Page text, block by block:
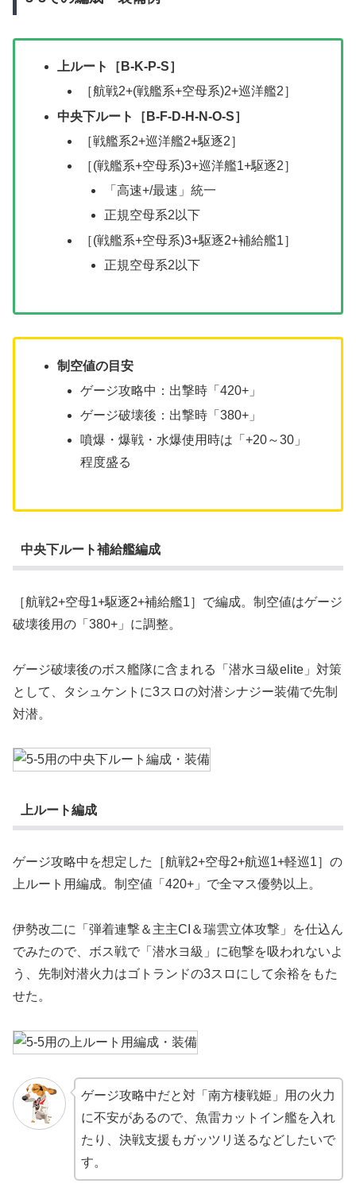
上ルート［B-K-P-S］
［航戦2+(戦艦系+空母系)2+巡洋艦2］
中央下ルート［B-F-D-H-N-O-S］
［戦艦系2+巡洋艦2+駆逐2］
［(戦艦系+空母系)3+巡洋艦1+駆逐2］
「高速+/最速」統一
正規空母系2以下
［(戦艦系+空母系)3+駆逐2+補給艦1］
正規空母系2以下
制空値の目安
ゲージ攻略中：出撃時「420+」
ゲージ破壊後：出撃時「380+」
噴爆・爆戦・水爆使用時は「+20～30」
程度盛る
中央下ルート補給艦編成
［航戦2+空母1+駆逐2+補給艦1］で編成。制空値はゲージ
破壊後用の「380+」に調整。
ゲージ破壊後のボス艦隊に含まれる「潜水ヨ級elite」対策
として、タシュケントに3スロの対潜シナジー装備で先制
対潜。
上ルート編成
ゲージ攻略中を想定した［航戦2+空母2+航巡1+軽巡1］の
上ルート用編成。制空値「420+」で全マス優勢以上。
伊勢改二に「弾着連撃＆主主CI＆瑞雲立体攻撃」を仕込ん
でみたので、ボス戦で「潜水ヨ級」に砲撃を吸われないよ
う、先制対潜火力はゴトランドの3スロにして余裕をもた
せた。
ゲージ攻略中だと対「南方棲戦姫」用の火力
に不安があるので、魚雷カットイン艦を入れ
たり、決戦支援もガッツリ送るなどしたいで
す。